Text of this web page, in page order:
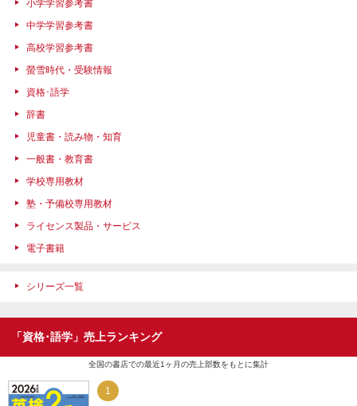
小学学習参考書
中学学習参考書
高校学習参考書
螢雪時代・受験情報
資格･語学
辞書
児童書・読み物・知育
一般書・教育書
学校専用教材
塾・予備校専用教材
ライセンス製品・サービス
電子書籍
シリーズ一覧
「資格･語学」売上ランキング
全国の書店での最近1ヶ月の売上部数をもとに集計
1